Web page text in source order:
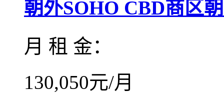
朝外SOHO CBD商区
月 租 金：
130,050元/月